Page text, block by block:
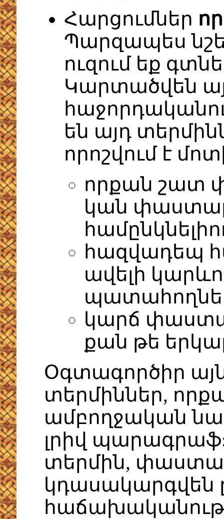
Հարցումներ
Պարզապես
ուզում եք
Կարտածվեն
են այդ
որոշվում է
որքան շատ
կան
հազվադեպ
ավելի
կարճ
քան թե
Օգտագործիր
տերմիններ,
ամբողջական
լրիվ պարագրաֆ:
տերմին,